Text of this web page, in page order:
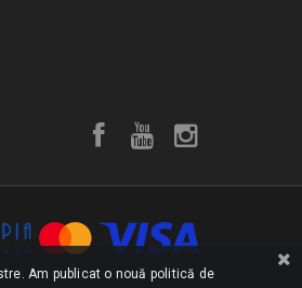
Am publicat o nouă politică de